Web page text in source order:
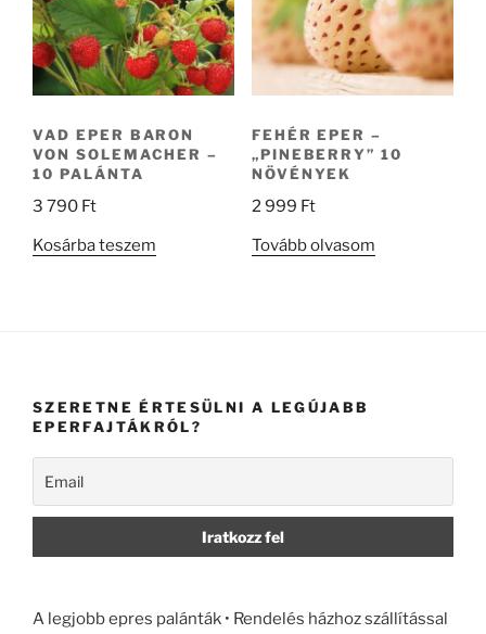
VAD EPER BARON
VON SOLEMACHER –
10 PALÁNTA
3 790 Ft
Kosárba teszem
FEHÉR EPER –
„PINEBERRY” 10
NÖVÉNYEK
2 999 Ft
Tovább olvasom
SZERETNE ÉRTESÜLNI A LEGÚJABB
EPERFAJTÁKRÓL?
A legjobb epres palánták • Rendelés házhoz szállítással